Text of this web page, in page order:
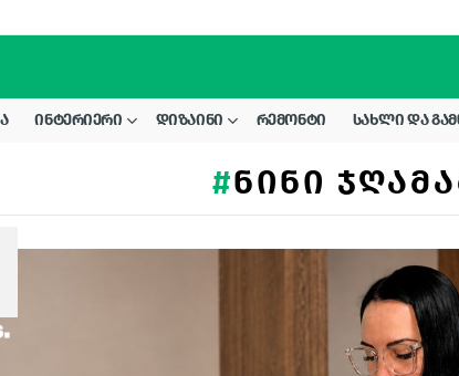
ᲘᲜᲢᲔᲠᲘᲔᲠᲘ ᲓᲘᲖᲐᲘᲜᲘ ᲠᲔᲛᲝᲜᲢᲘ ᲡᲐᲮᲚᲘ ᲓᲐ
ᲜᲘᲜᲘ